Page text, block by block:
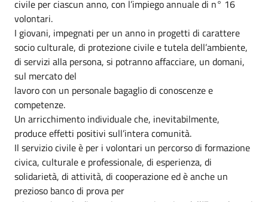
civile per ciascun anno, con l’impiego annuale di n° 16
volontari.
I giovani, impegnati per un anno in progetti di carattere
socio culturale, di protezione civile e tutela dell’ambiente,
di servizi alla persona, si potranno affacciare, un domani,
sul mercato del
lavoro con un personale bagaglio di conoscenze e
competenze.
Un arricchimento individuale che, inevitabilmente,
produce effetti positivi sull’intera comunità.
Il servizio civile è per i volontari un percorso di formazione
civica, culturale e professionale, di esperienza, di
solidarietà, di attività, di cooperazione ed è anche un
prezioso banco di prova per